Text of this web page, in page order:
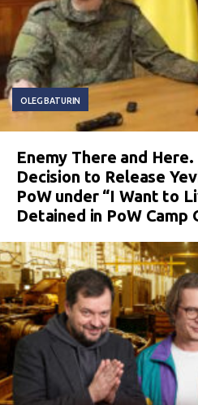
OLEG BATURIN
Enemy There and
Decision to Release
PoW under “I Want to
Detained in PoW Camp